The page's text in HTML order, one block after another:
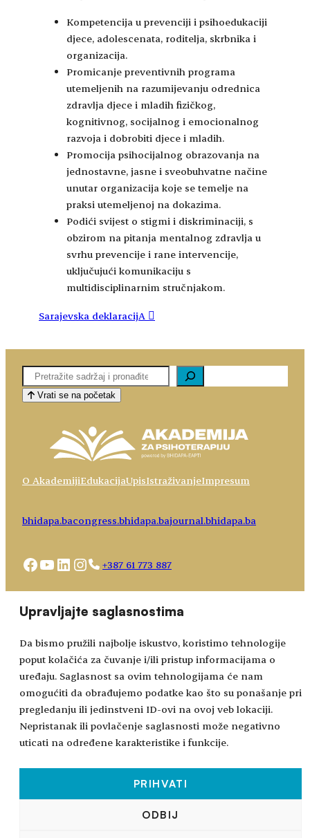
Upravljajte saglasnostima
Da bismo pružili najbolje iskustvo, koristimo tehnologije
poput kolačića za čuvanje i/ili pristup informacijama o
uređaju. Saglasnost sa ovim tehnologijama će nam
omogućiti da obrađujemo podatke kao što su ponašanje pri
pregledanju ili jedinstveni ID-ovi na ovoj veb lokaciji.
Nepristanak ili povlačenje saglasnosti može negativno
uticati na određene karakteristike i funkcije.
PRIHVATI
ODBIJ
Kompetencija u prevenciji i psihoedukaciji
djece, adolescenata, roditelja, skrbnika i
organizacija.
Promicanje preventivnih programa
utemeljenih na razumijevanju odrednica
zdravlja djece i mladih fizičkog,
kognitivnog, socijalnog i emocionalnog
razvoja i dobrobiti djece i mladih.
Promocija psihocijalnog obrazovanja na
jednostavne, jasne i sveobuhvatne načine
unutar organizacija koje se temelje na
praksi utemeljenoj na dokazima.
Podići svijest o stigmi i diskriminaciji, s
obzirom na pitanja mentalnog zdravlja u
svrhu prevencije i rane intervencije,
uključujući komunikaciju s
multidisciplinarnim stručnjakom.
Sarajevska deklaracijA
Pretaga
Vrati se na početak
O AkademijiEdukacijaUpisIstraživanjeImpresum
bhidapa.bacongress.bhidapa.bajournal.bhidapa.ba
Facebook
YouTube
LinkedIn
Instagram
+387 61 773 887
academy@bhidapa.ba
Choose
language
Sva prava zadržana © 2024-2026.